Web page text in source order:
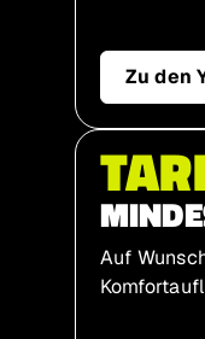
Zu den
Auf